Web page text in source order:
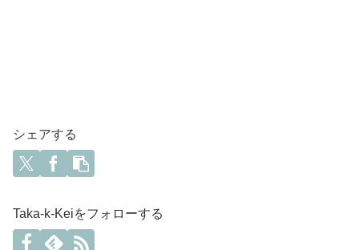
シェアする
Taka-k-Keiをフォローする